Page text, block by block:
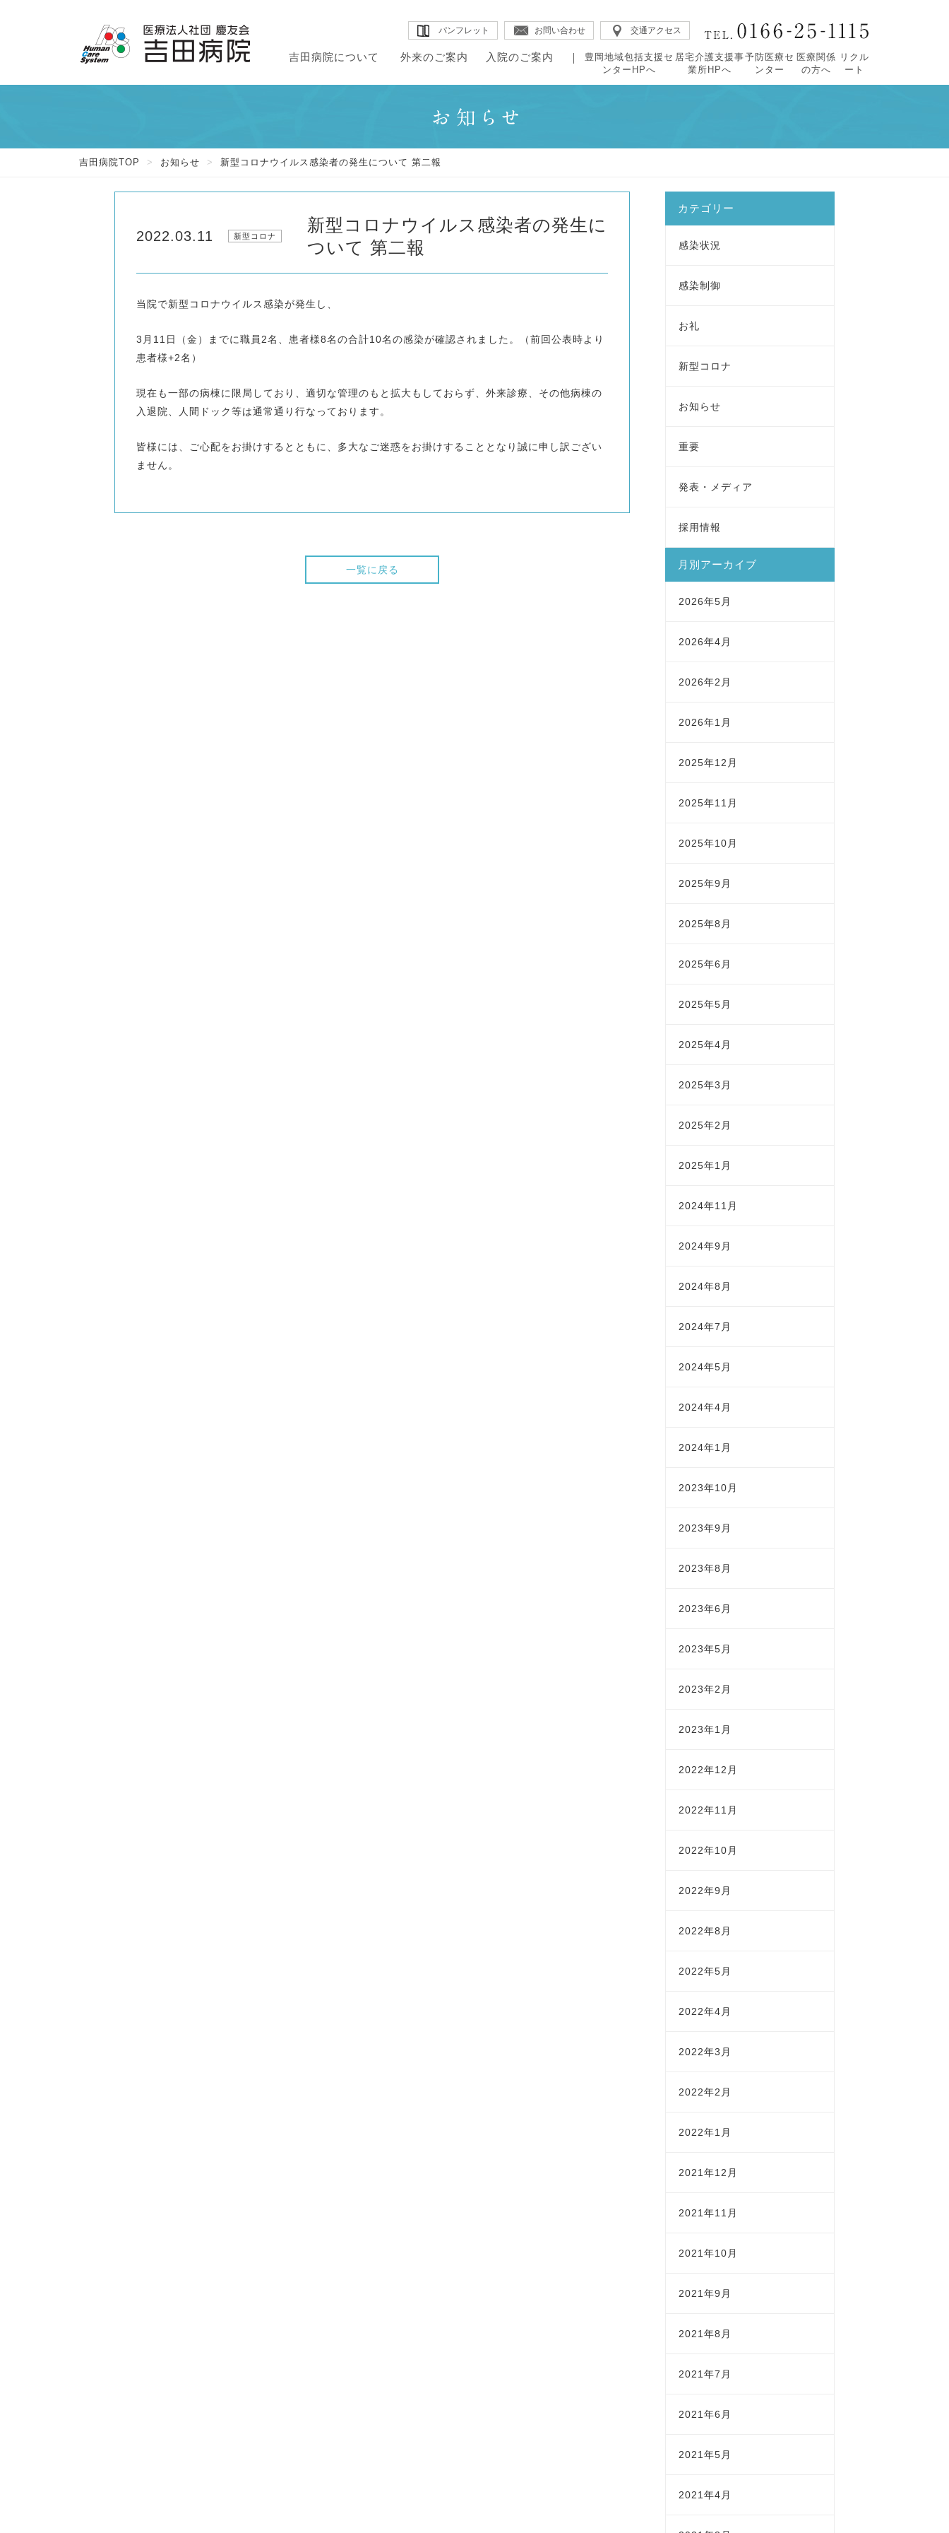
吉田病院について
吉田病院について
・理念
・すこやか85号
外来のご案内
外来のご案内
・外来のご案内
・診療科・センター紹介
・教授紹介
入院のご案内
入院のご案内
・はじめに
・入退院の手続き
・医療福祉相談
・レスパイト入院のご案内
豊岡地域包括支援セ
ンターHPへ
居宅介護支援事
業所HPへ
予防医療セ
ンター
医療関係
の方へ
リクル
ート
パンフレット お問い合わせ 交通アクセス
吉田病院TOP > お知らせ > 新型コロナウイルス感染者の発生について 第二報
2022.03.11 新型コロナ
新型コロナウイルス感染者の発生に
ついて 第二報
当院で新型コロナウイルス感染が発生し、
3月11日（金）までに職員2名、患者様8名の合計10名の感染が確認されました。（前回公表時より
患者様+2名）
現在も一部の病棟に限局しており、適切な管理のもと拡大もしておらず、外来診療、その他病棟の
入退院、人間ドック等は通常通り行なっております。
皆様には、ご心配をお掛けするとともに、多大なご迷惑をお掛けすることとなり誠に申し訳ござい
ません。
一覧に戻る
カテゴリー
感染状況
感染制御
お礼
新型コロナ
お知らせ
重要
発表・メディア
採用情報
月別アーカイブ
2026年5月
2026年4月
2026年2月
2026年1月
2025年12月
2025年11月
2025年10月
2025年9月
2025年8月
2025年6月
2025年5月
2025年4月
2025年3月
2025年2月
2025年1月
2024年11月
2024年9月
2024年8月
2024年7月
2024年5月
2024年4月
2024年1月
2023年10月
2023年9月
2023年8月
2023年6月
2023年5月
2023年2月
2023年1月
2022年12月
2022年11月
2022年10月
2022年9月
2022年8月
2022年5月
2022年4月
2022年3月
2022年2月
2022年1月
2021年12月
2021年11月
2021年10月
2021年9月
2021年8月
2021年7月
2021年6月
2021年5月
2021年4月